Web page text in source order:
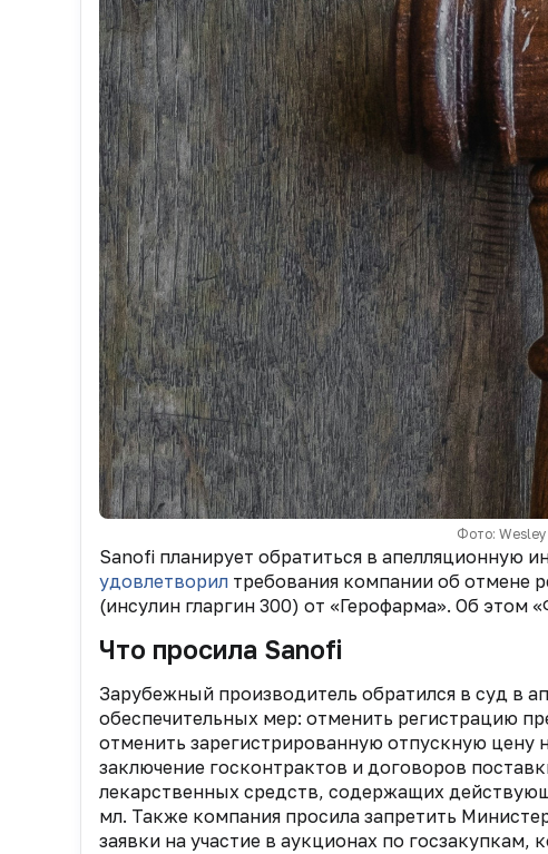
Фото:
Sanofi планирует обратиться в апелляционную
удовлетворил требования компании об отмене
(инсулин гларгин 300) от «Герофарма». Об
Что просила Sanofi
Зарубежный производитель обратился в суд в
обеспечительных мер: отменить регистрацию
отменить зарегистрированную отпускную цену
заключение госконтрактов и договоров
лекарственных средств, содержащих
мл. Также компания просила запретить
заявки на участие в аукционах по госзакупкам,